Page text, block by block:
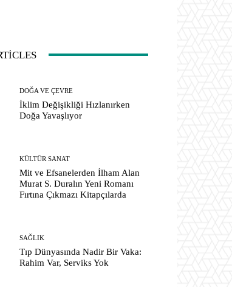
DOĞA VE ÇEVRE
İklim Değişikliği Hızlanırken
Doğa Yavaşlıyor
KÜLTÜR SANAT
Mit ve Efsanelerden İlham Alan
Murat S. Duralın Yeni Romanı
Fırtına Çıkmazı Kitapçılarda
SAĞLIK
Tıp Dünyasında Nadir Bir Vaka:
Rahim Var, Serviks Yok